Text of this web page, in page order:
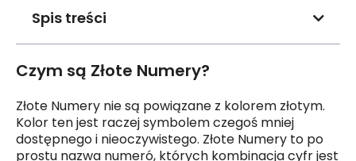
Spis treści
Czym są Złote Numery?
Złote Numery nie są powiązane z kolorem złotym.
Kolor ten jest raczej symbolem czegoś mniej
dostępnego i nieoczywistego. Złote Numery to po
prostu nazwa numeró, których kombinacja cyfr jest